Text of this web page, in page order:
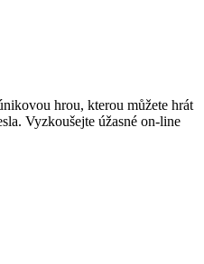
hrou, kterou můžete hrát
Vyzkoušejte úžasné on-line